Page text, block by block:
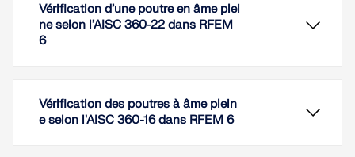
Vérification d’une poutre en âme plei
ne selon l’AISC 360-22 dans RFEM
6
Vérification des poutres à âme plein
e selon l'AISC 360-16 dans RFEM 6